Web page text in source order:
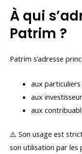
À qui
Patrim ?
Patrim s’adresse
aux
aux
aux
⚠️ Son usage est
son utilisation par les